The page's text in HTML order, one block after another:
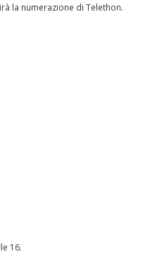
la numerazione di Telethon.
16.